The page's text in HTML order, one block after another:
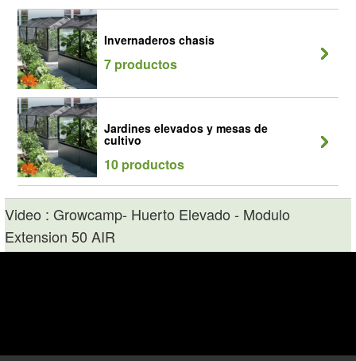
Invernaderos chasis
7 productos
Jardines elevados y mesas de
cultivo
10 productos
Video : Growcamp- Huerto Elevado - Modulo
Extension 50 AIR